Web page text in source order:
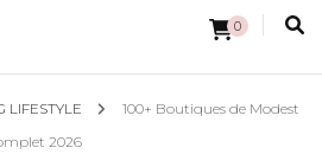
0
LIFESTYLE
100+ Boutiques de Modest
2026